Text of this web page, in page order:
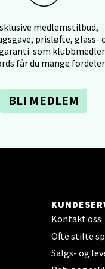
medlemstilbud,
prisløfte, glass-
som
får du mange
BLI MEDLEM
Kontakt oss
Ofte stilte
Salgs- og